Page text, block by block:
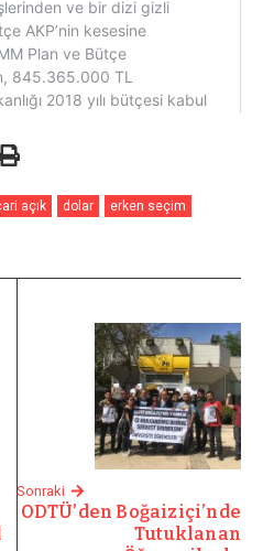
açık dolar erken seçim
Sonraki
ODTÜ’den Boğaiziçi’nde
Tutuklanan